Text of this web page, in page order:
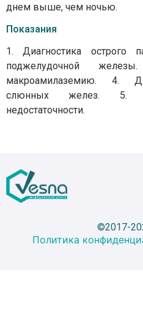
днем выше, чем ночью.
Показания
1. Диагностика острого
поджелудочной
макроамилаземию. 4.
слюнных желез. 5.
недостаточности.
©2017-
Политика